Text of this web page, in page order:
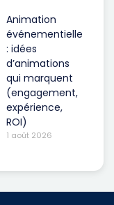
Animation
événementielle
: idées
d’animations
qui marquent
(engagement,
expérience,
ROI)
1 août 2026